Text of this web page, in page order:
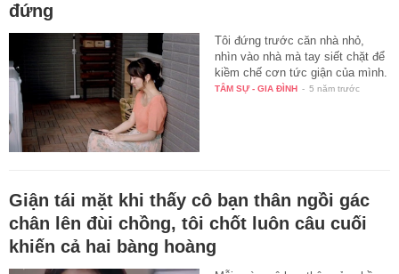
đứng
Tôi đứng trước căn nhà nhỏ,
nhìn vào nhà mà tay siết chặt để
kiềm chế cơn tức giận của mình.
TÂM SỰ - GIA ĐÌNH - 5 năm trước
Giận tái mặt khi thấy cô bạn thân ngồi gác
chân lên đùi chồng, tôi chốt luôn câu cuối
khiến cả hai bàng hoàng